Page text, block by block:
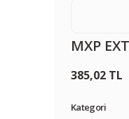
MXP
385,02 TL
Kategori